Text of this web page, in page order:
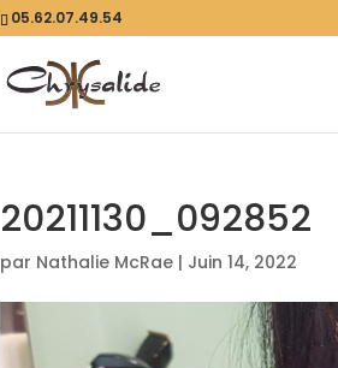
05.62.07.49.54
20211130_092852
par Nathalie McRae | Juin 14, 2022